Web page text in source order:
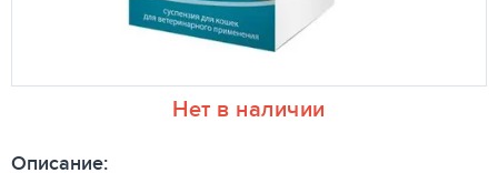
Нет в наличии
Описание: